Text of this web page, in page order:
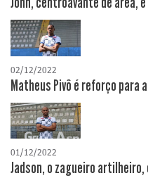
02/12/2022
Matheus Pivô é reforço para
01/12/2022
Jadson, o zagueiro